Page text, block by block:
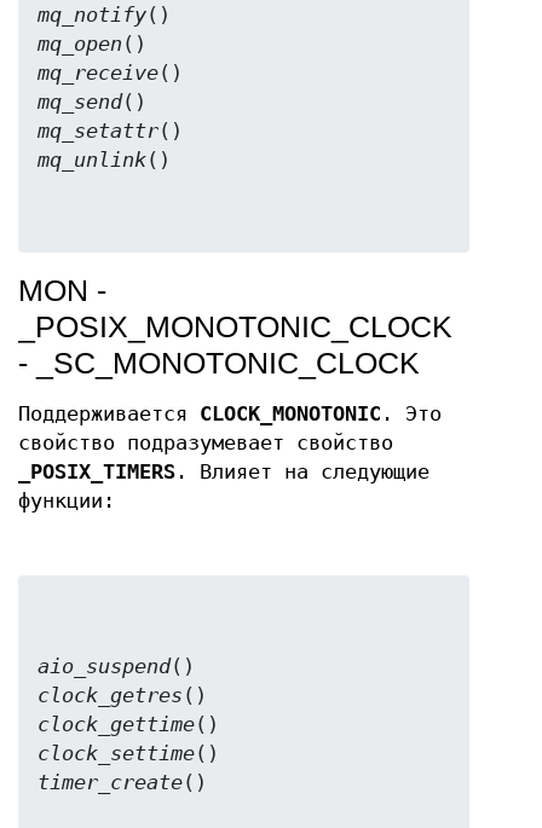
mq_notify
mq_open
mq_receive
mq_send
mq_setattr
mq_unlink
MON -
_POSIX_MONOTONIC_CLOCK
- _SC_MONOTONIC_CLOCK
Поддерживается CLOCK_MONOTONIC . Это
свойство подразумевает свойство
_POSIX_TIMERS . Влияет на следующие
функции:
aio_suspend
clock_getres
clock_gettime
clock_settime
timer_create